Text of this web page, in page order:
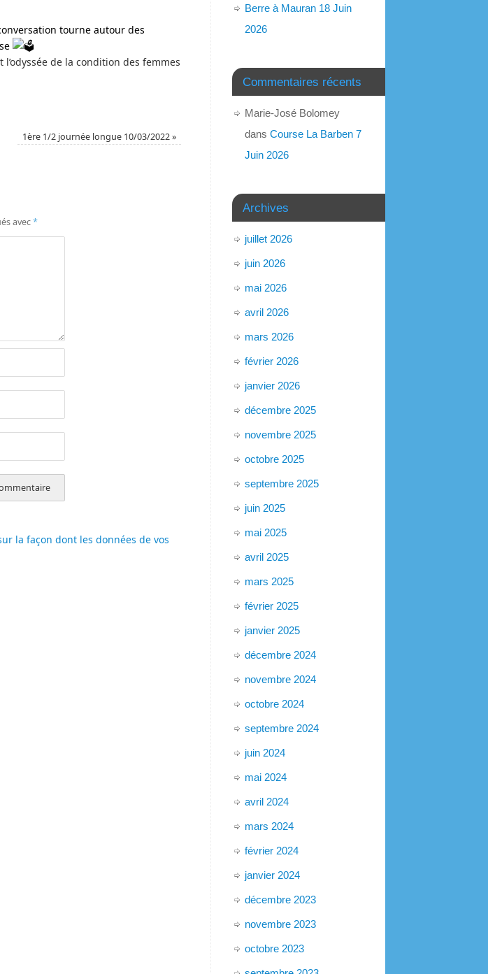
tourne autour des
de la condition des femmes
1ère 1/2 journée longue 10/03/2022»
avec*
la façon dont les données de vos
Berre à Mauran 18 Juin
2026
Commentaires récents
Marie-José Bolomey
dans Course La Barben 7
Juin 2026
Archives
juillet 2026
juin 2026
mai 2026
avril 2026
mars 2026
février 2026
janvier 2026
décembre 2025
novembre 2025
octobre 2025
septembre 2025
juin 2025
mai 2025
avril 2025
mars 2025
février 2025
janvier 2025
décembre 2024
novembre 2024
octobre 2024
septembre 2024
juin 2024
mai 2024
avril 2024
mars 2024
février 2024
janvier 2024
décembre 2023
novembre 2023
octobre 2023